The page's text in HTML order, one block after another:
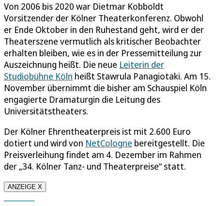
Von 2006 bis 2020 war Dietmar Kobboldt
Vorsitzender der Kölner Theaterkonferenz. Obwohl
er Ende Oktober in den Ruhestand geht, wird er der
Theaterszene vermutlich als kritischer Beobachter
erhalten bleiben, wie es in der Pressemitteilung zur
Auszeichnung heißt. Die neue Leiterin der
Studiobühne Köln heißt Stawrula Panagiotaki. Am 15.
November übernimmt die bisher am Schauspiel Köln
engagierte Dramaturgin die Leitung des
Universitätstheaters.
Der Kölner Ehrentheaterpreis ist mit 2.600 Euro
dotiert und wird von NetCologne bereitgestellt. Die
Preisverleihung findet am 4. Dezember im Rahmen
der „34. Kölner Tanz- und Theaterpreise“ statt.
ANZEIGE X